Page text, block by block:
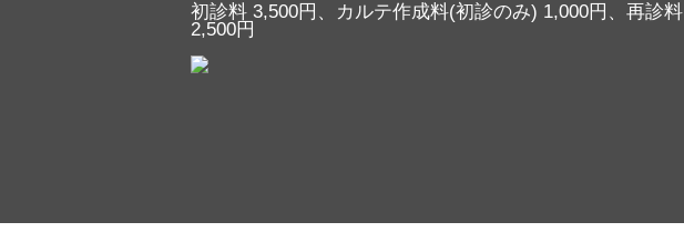
初診料 3,500円、カルテ作成料(初診のみ) 1,000円、再診料
2,500円